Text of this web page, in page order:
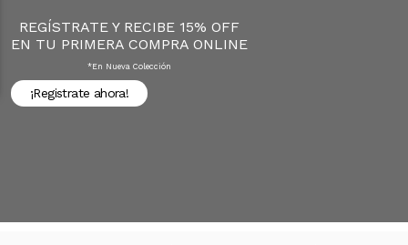
REGÍSTRATE Y RECIBE 15% OFF
EN TU PRIMERA COMPRA ONLINE
*en Nueva Colección
¡Registrate ahora!